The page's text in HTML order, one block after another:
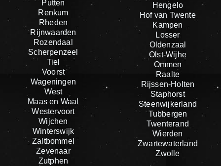
Putten
Renkum
Rheden
Rijnwaarden
Rozendaal
Scherpenzeel
Tiel
Voorst
Wageningen
West
Maas en Waal
Westervoort
Wijchen
Winterswijk
Zaltbommel
Zevenaar
Zutphen
Hengelo
Hof van Twente
Kampen
Losser
Oldenzaal
Olst-Wijhe
Ommen
Raalte
Rijssen-Holten
Staphorst
Steenwijkerland
Tubbergen
Twenterand
Wierden
Zwartewaterland
Zwolle